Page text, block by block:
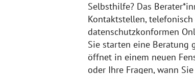
Selbsthilfe? Das
Kontaktstellen,
datenschutzkonformen
Sie starten eine Beratung
öffnet in einem neuen
oder Ihre Fragen, wann